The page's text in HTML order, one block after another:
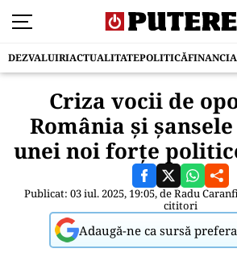
DEZVALUIRIACTUALITATEPOLITICĂ
Criza vocii de
România și
unei noi forțe
Publicat: 03 iul. 2025, 19:05, deRadu
cititori
Adaugă-ne ca sursă